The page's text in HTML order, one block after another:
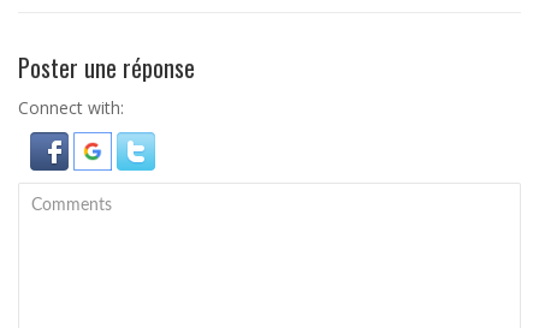
Poster une réponse
Connect with: